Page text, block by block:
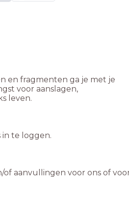
en fragmenten ga je met je
voor aanslagen,
leven.
in te loggen.
of aanvullingen voor ons of